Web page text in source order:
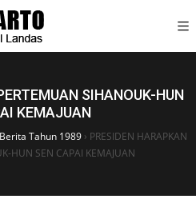
SIHANOUK-HUN
KEMAJUAN
Berita Tahun 1989› PRESIDEN HARAPKAN
HUN SEN CAPAI KEMAJUAN